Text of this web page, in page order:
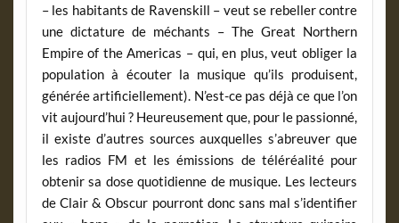
– les habitants de Ravenskill – veut se rebeller contre
une dictature de méchants – The Great Northern
Empire of the Americas – qui, en plus, veut obliger la
population à écouter la musique qu’ils produisent,
générée artificiellement). N’est-ce pas déjà ce que l’on
vit aujourd’hui ? Heureusement que, pour le passionné,
il existe d’autres sources auxquelles s’abreuver que
les radios FM et les émissions de téléréalité pour
obtenir sa dose quotidienne de musique. Les lecteurs
de Clair & Obscur pourront donc sans mal s’identifier